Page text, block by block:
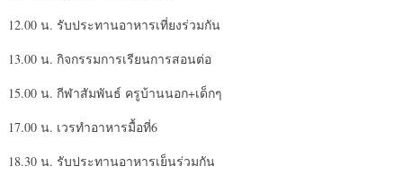
12.00 น. รับประทานอาหารเที่ยงร่วมกัน
13.00 น. กิจกรรมการเรียนการสอนต่อ
15.00 น. กีฬาสัมพันธ์ ครูบ้านนอก+เด็กๆ
17.00 น. เวรทำอาหารมื้อที่6
18.30 น. รับประทานอาหารเย็นร่วมกัน